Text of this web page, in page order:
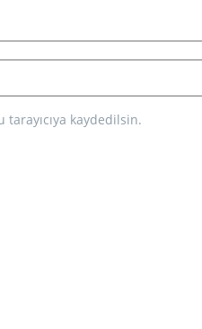
kaydedilsin.